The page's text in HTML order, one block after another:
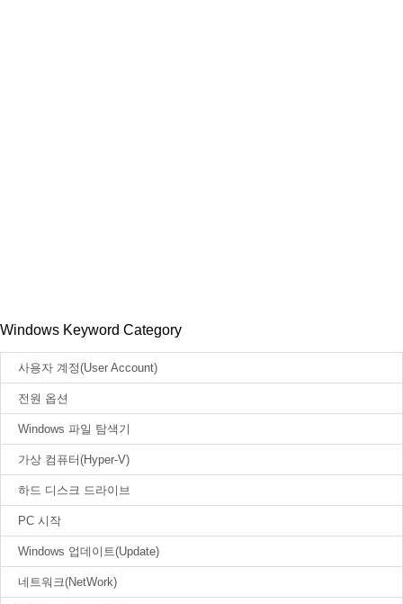
Windows Keyword Category
사용자 계정(User Account)
전원 옵션
Windows 파일 탐색기
가상 컴퓨터(Hyper-V)
하드 디스크 드라이브
PC 시작
Windows 업데이트(Update)
네트워크(NetWork)